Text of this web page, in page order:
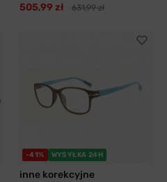
505,99 zł 631,99 zł
-41% WYSYŁKA 24H
inne korekcyjne